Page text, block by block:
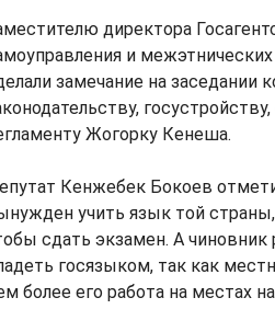
директора
и
замечание на заседании
Жогорку Кенеша.
Кенжебек Бокоев
учить язык той страны,
сдать экзамен. А
госязыком, так как
более его работа на местах